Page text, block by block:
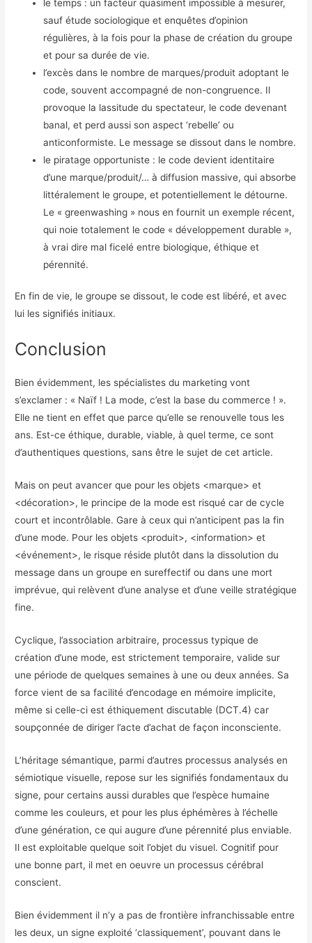
le temps : un facteur quasiment impossible à mesurer,
sauf étude sociologique et enquêtes d’opinion
régulières, à la fois pour la phase de création du groupe
et pour sa durée de vie.
l’excès dans le nombre de marques/produit adoptant le
code, souvent accompagné de non-congruence. Il
provoque la lassitude du spectateur, le code devenant
banal, et perd aussi son aspect ‘rebelle’ ou
anticonformiste. Le message se dissout dans le nombre.
le piratage opportuniste : le code devient identitaire
d’une marque/produit/… à diffusion massive, qui absorbe
littéralement le groupe, et potentiellement le détourne.
Le « greenwashing » nous en fournit un exemple récent,
qui noie totalement le code « développement durable »,
à vrai dire mal ficelé entre biologique, éthique et
pérennité.
En fin de vie, le groupe se dissout, le code est libéré, et avec
lui les signifiés initiaux.
Conclusion
Bien évidemment, les spécialistes du marketing vont
s’exclamer : « Naïf ! La mode, c’est la base du commerce ! ».
Elle ne tient en effet que parce qu’elle se renouvelle tous les
ans. Est-ce éthique, durable, viable, à quel terme, ce sont
d’authentiques questions, sans être le sujet de cet article.
Mais on peut avancer que pour les objets <marque> et
<décoration>, le principe de la mode est risqué car de cycle
court et incontrôlable. Gare à ceux qui n’anticipent pas la fin
d’une mode. Pour les objets <produit>, <information> et
<événement>, le risque réside plutôt dans la dissolution du
message dans un groupe en sureffectif ou dans une mort
imprévue, qui relèvent d’une analyse et d’une veille stratégique
fine.
Cyclique, l’association arbitraire, processus typique de
création d’une mode, est strictement temporaire, valide sur
une période de quelques semaines à une ou deux années. Sa
force vient de sa facilité d’encodage en mémoire implicite,
même si celle-ci est éthiquement discutable (DCT.4) car
soupçonnée de diriger l’acte d’achat de façon inconsciente.
L’héritage sémantique, parmi d’autres processus analysés en
sémiotique visuelle, repose sur les signifiés fondamentaux du
signe, pour certains aussi durables que l’espèce humaine
comme les couleurs, et pour les plus éphémères à l’échelle
d’une génération, ce qui augure d’une pérennité plus enviable.
Il est exploitable quelque soit l’objet du visuel. Cognitif pour
une bonne part, il met en oeuvre un processus cérébral
conscient.
Bien évidemment il n’y a pas de frontière infranchissable entre
les deux, un signe exploité ‘classiquement’, pouvant dans le